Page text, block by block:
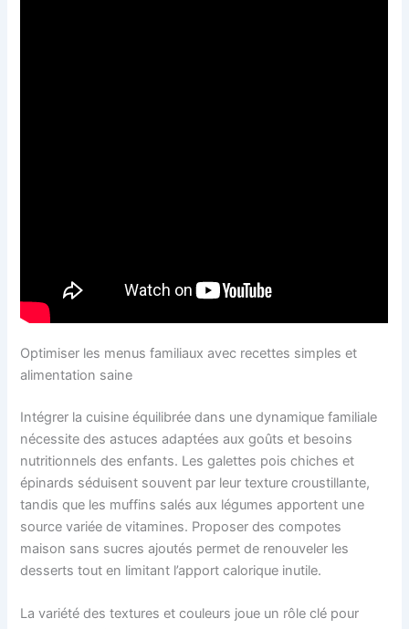
Optimiser les menus familiaux avec recettes simples et
alimentation saine
Intégrer la cuisine équilibrée dans une dynamique familiale
nécessite des astuces adaptées aux goûts et besoins
nutritionnels des enfants. Les galettes pois chiches et
épinards séduisent souvent par leur texture croustillante,
tandis que les muffins salés aux légumes apportent une
source variée de vitamines. Proposer des compotes
maison sans sucres ajoutés permet de renouveler les
desserts tout en limitant l’apport calorique inutile.
La variété des textures et couleurs joue un rôle clé pour